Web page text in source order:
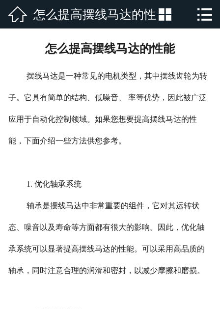
 网站首页
联系我们
 怎么提高摆线马达的性
能
 
怎么提高摆线马达的性能
摆线马达是一种常见的电机类型，其中摆线齿轮为转
子。它具有简单的结构、低噪音、 率等优势，因此被广泛
应用于自动化控制领域。如果您想要提高摆线马达的性
能，下面介绍一些方法供您参考。
1. 优化轴承系统
轴承是摆线马达中非常重要的组件，它对其运转状
态、噪音以及寿命等方面都有很大的影响。因此，优化轴
承系统可以显著提高摆线马达的性能。可以采用高品质的
轴承，同时注意合理的润滑和密封，以减少摩擦和磨损。